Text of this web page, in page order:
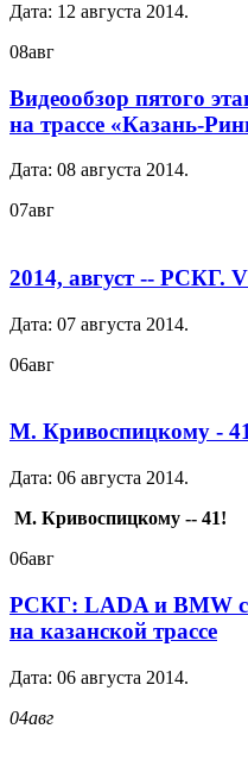
Дата: 12 августа 2014.
08авг
Видеообзор пятого
на трассе «Казань-
Дата: 08 августа 2014.
07авг
2014, август -- РСКГ.
Дата: 07 августа 2014.
06авг
М. Кривоспицкому -
Дата: 06 августа 2014.
М. Кривоспицкому -- 41!
06авг
РСКГ: LADA и BMW
на казанской трассе
Дата: 06 августа 2014.
04авг